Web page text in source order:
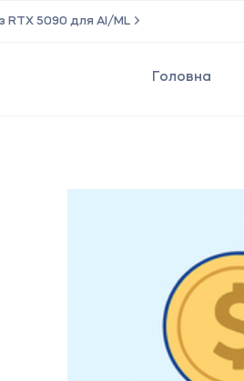
RTX 5090 для AI/ML
Головна